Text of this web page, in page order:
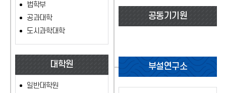
법학부
공과대학
도시과학대학
대학원
일반대학원
공동기기원
부설연구소